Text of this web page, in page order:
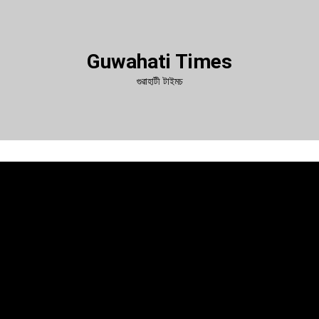
Guwahati Times
গুৱাহাটী টাইমচ